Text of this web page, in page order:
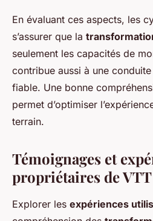
En évaluant ces aspects, les
s’assurer que la
seulement les capacités de
contribue aussi à une
fiable. Une bonne
permet d’optimiser
terrain.
Témoignages et
propriétaires de VTT
Explorer les expériences